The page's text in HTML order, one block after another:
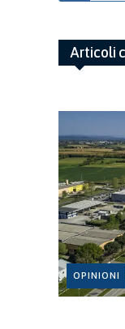
Articoli
OPINIONI